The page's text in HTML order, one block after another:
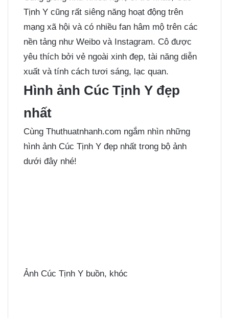
Tịnh Y cũng rất siêng năng hoạt động trên
mạng xã hội và có nhiều fan hâm mộ trên các
nền tảng như Weibo và Instagram. Cô được
yêu thích bởi vẻ ngoài xinh đẹp, tài năng diễn
xuất và tính cách tươi sáng, lạc quan.
Hình ảnh Cúc Tịnh Y đẹp
nhất
Cùng Thuthuatnhanh.com ngắm nhìn những
hình ảnh Cúc Tịnh Y đẹp nhất trong bộ ảnh
dưới đây nhé!
Ảnh Cúc Tịnh Y buồn, khóc